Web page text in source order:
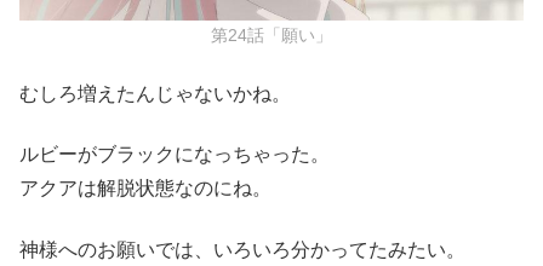
第24話「願い」
むしろ増えたんじゃないかね。
ルビーがブラックになっちゃった。
アクアは解脱状態なのにね。
神様へのお願いでは、いろいろ分かってたみたい。